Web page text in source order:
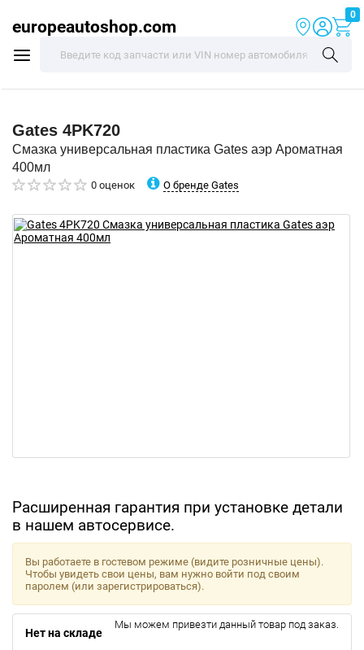
europeautoshop.com
0
Gates 4PK720
Смазка универсальная пластика Gates аэр Ароматная
400мл
0 оценок О бренде Gates
Расширенная гарантия при установке детали
в нашем автосервисе.
Вы работаете в гостевом режиме (видите розничные цены).
Чтобы увидеть свои цены, вам нужно войти под своим
паролем (или зарегистрироваться).
Нет на складе
Мы можем привезти данный товар под заказ.